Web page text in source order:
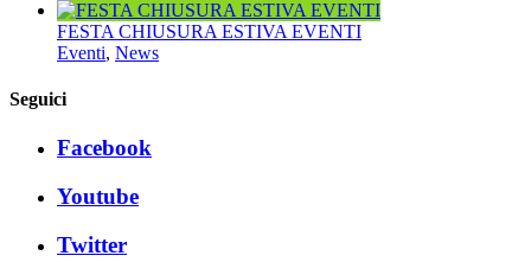
FESTA CHIUSURA ESTIVA EVENTI
Eventi, News
Seguici
Facebook
Youtube
Twitter